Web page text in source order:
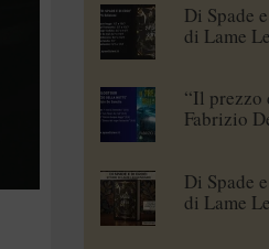
Di Spade
di Lame
“Il prezzo
Fabrizio
Di Spade
di Lame